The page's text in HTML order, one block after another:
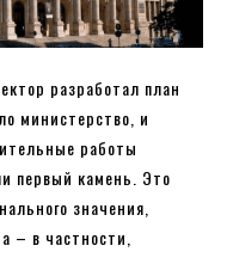
разработал план
министерство, и
работы
первый камень. Это
значения,
– в частности,